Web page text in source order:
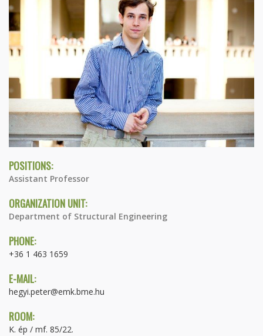
POSITIONS:
Assistant Professor
ORGANIZATION UNIT:
Department of Structural Engineering
PHONE:
+36 1 463 1659
E-MAIL:
hegyi.peter@emk.bme.hu
ROOM:
K. ép / mf. 85/22.